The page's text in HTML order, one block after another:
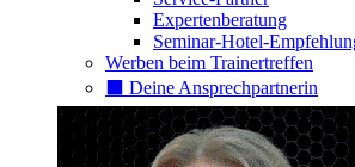
Expertenberatung
Seminar-Hotel-
Werben beim Trainertreffen
⬛️ Deine Ansprechpartnerin